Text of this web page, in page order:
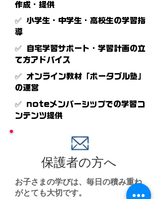
作成・提供
✅ 小学生・中学生・高校生の学習指
導
✅ 自宅学習サポート・学習計画の立
て方アドバイス
✅ オンライン教材「ポータブル塾」
の運営
✅ noteメンバーシップでの学習コ
ンテンツ提供
​保護者の方へ
お子さまの学びは、毎日の積み重ね
がとても大切です。